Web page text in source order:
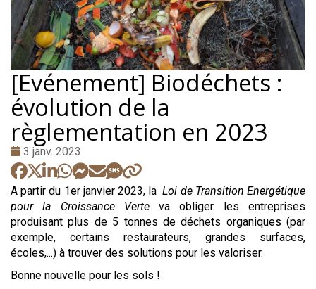
[Evénement] Biodéchets :
évolution de la
règlementation en 2023
Date
:
3 janv. 2023
A partir du 1er janvier 2023, laLoi de Transition Energétique
pour la Croissance Verteva obliger les entreprises
produisant plus de 5 tonnes de déchets organiques (par
exemple, certains restaurateurs, grandes surfaces,
écoles,...) à trouver des solutions pour les valoriser.
Bonne nouvelle pour les sols !